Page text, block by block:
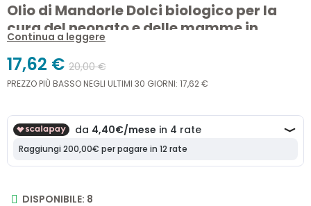
Olio di Mandorle Dolci biologico per la
cura del neonato e delle mamme in
gravidanza
Olio di Mandorle Dolci Baby Cosmos Natural 500ml
un trattamento100% naturaleperpelli sensibili, neonati
secchezza cutanea grazie agliacidi grassi naturalidelle
mandorle dolci biologiche.Consigliato da A.I.M.I.
certificato COSMOS NATURALe privo di additivi chimici
Continua a leggere
17,62 € 20,00 €
PREZZO PIÙ BASSO NEGLI ULTIMI 30 GIORNI: 17,62 €
DISPONIBILE: 8